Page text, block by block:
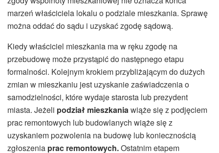
marzeń właściciela lokalu o podziale mieszkania. Sprawę
można oddać do sądu i uzyskać zgodę sądową.
Kiedy właściciel mieszkania ma w ręku zgodę na
przebudowę może przystąpić do następnego etapu
formalności. Kolejnym krokiem przybliżającym do dużych
zmian w mieszkaniu jest uzyskanie zaświadczenia o
samodzielności, które wydaje starosta lub prezydent
miasta. Jeżeli podział mieszkaniawiąże się z podjęciem
prac remontowych lub budowlanych wiąże się z
uzyskaniem pozwolenia na budowę lub koniecznością
zgłoszenia prac remontowych.Ostatnim etapem